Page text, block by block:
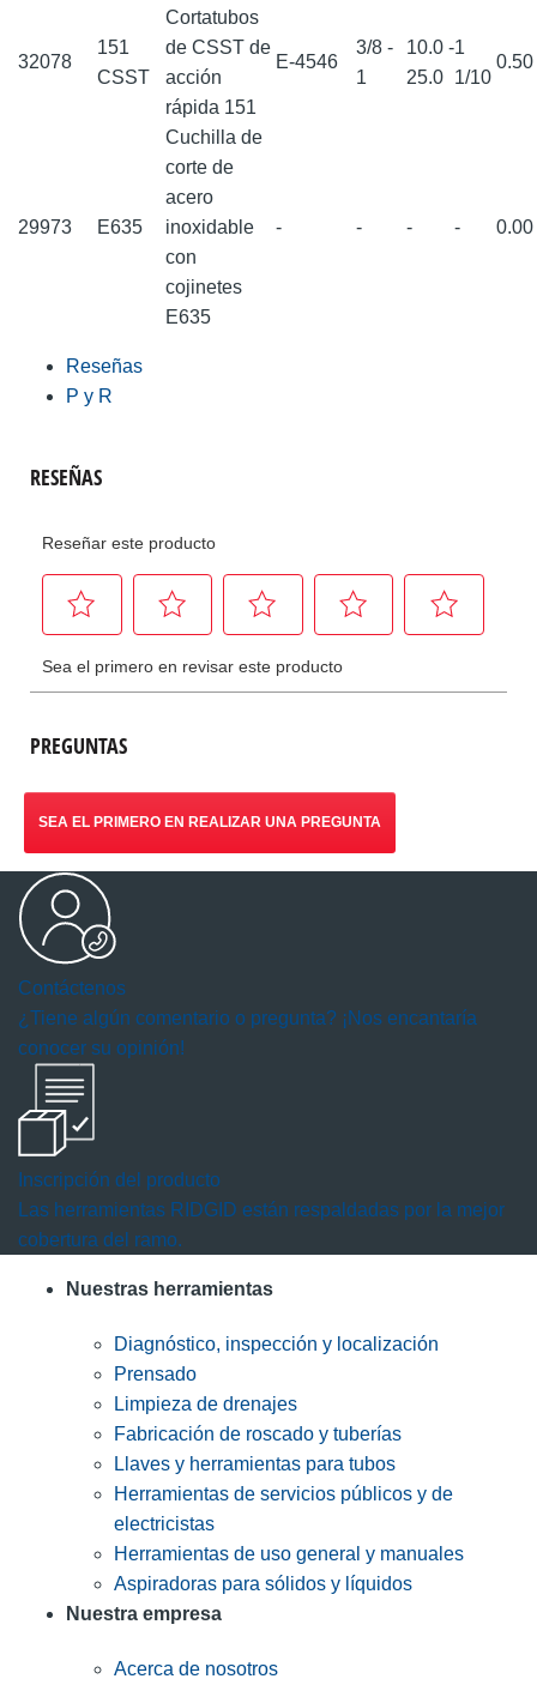
32078
151
CSST
Cortatubos
de CSST de
acción
rápida 151
E-4546
3/8 -
1
10.0 -
25.0
1
1/10
0.50
29973 E635
Cuchilla de
corte de
acero
inoxidable
con
cojinetes
E635
- - - - 0.00
Reseñas
P y R
PREGUNTAS
SEA EL PRIMERO EN REALIZAR UNA PREGUNTA
Contáctenos
¿Tiene algún comentario o pregunta? ¡Nos encantaría
conocer su opinión!
Inscripción del producto
Las herramientas RIDGID están respaldadas por la mejor
cobertura del ramo.
Nuestras herramientas
Diagnóstico, inspección y localización
Prensado
Limpieza de drenajes
Fabricación de roscado y tuberías
Llaves y herramientas para tubos
Herramientas de servicios públicos y de
electricistas
Herramientas de uso general y manuales
Aspiradoras para sólidos y líquidos
Nuestra empresa
Acerca de nosotros